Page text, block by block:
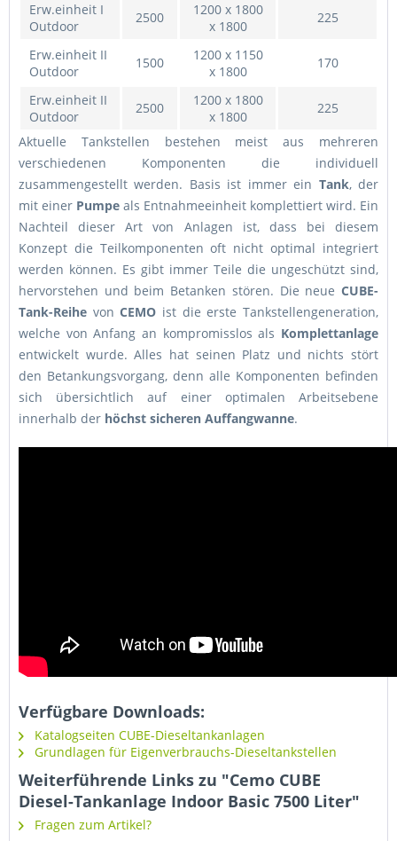
Erw.einheit I
Outdoor
2500
1200 x 1800
x 1800
225
Erw.einheit II
Outdoor
1500
1200 x 1150
x 1800
170
Erw.einheit II
Outdoor
2500
1200 x 1800
x 1800
225
Aktuelle Tankstellen bestehen meist aus mehreren
verschiedenen Komponenten die individuell
zusammengestellt werden. Basis ist immer ein Tank, der
mit einer Pumpe als Entnahmeeinheit komplettiert wird. Ein
Nachteil dieser Art von Anlagen ist, dass bei diesem
Konzept die Teilkomponenten oft nicht optimal integriert
werden können. Es gibt immer Teile die ungeschützt sind,
hervorstehen und beim Betanken stören. Die neue CUBE-
Tank-Reihe vonCEMO ist die erste Tankstellengeneration,
welche von Anfang an kompromisslos als Komplettanlage
entwickelt wurde. Alles hat seinen Platz und nichts stört
den Betankungsvorgang, denn alle Komponenten befinden
sich übersichtlich auf einer optimalen Arbeitsebene
innerhalb der höchst sicheren Auffangwanne.
Verfügbare Downloads:
Katalogseiten CUBE-Dieseltankanlagen
Grundlagen für Eigenverbrauchs-Dieseltankstellen
Weiterführende Links zu "Cemo CUBE
Diesel-Tankanlage Indoor Basic 7500 Liter"
Fragen zum Artikel?